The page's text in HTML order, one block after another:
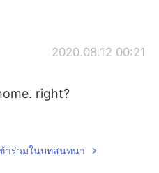
2020.08.12 00:21
right?
ข้าร่วมในบทสนทนา